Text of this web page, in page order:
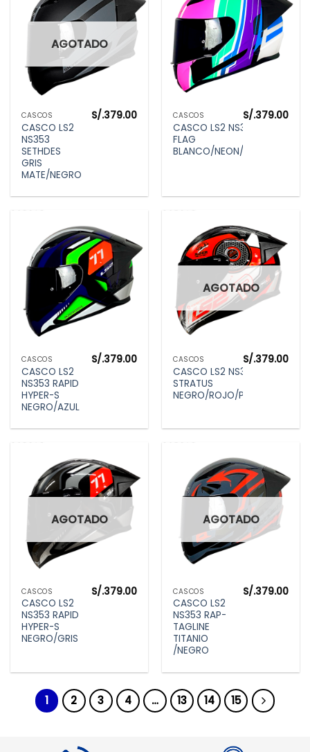
AGOTADO
CASCOS
CASCO LS2
NS353
SETHDES
GRIS
MATE/NEGRO
S/.379.00 CASCOS
CASCO LS2 NS353
FLAG
BLANCO/NEON/FUCSIA
S/.379.00
CASCOS
CASCO LS2
NS353 RAPID
HYPER-S
NEGRO/AZUL
S/.379.00
AGOTADO
CASCOS
CASCO LS2 NS353
STRATUS
NEGRO/ROJO/PLATA
S/.379.00
AGOTADO
CASCOS
CASCO LS2
NS353 RAPID
HYPER-S
NEGRO/GRIS
S/.379.00
AGOTADO
CASCOS
CASCO LS2
NS353 RAP-
TAGLINE
TITANIO
/NEGRO
S/.379.00
1 2 3 4 … 13 14 15